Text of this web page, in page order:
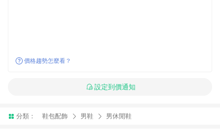
價格趨勢怎麼看？
設定到價通知
分類： 鞋包配飾 男鞋 男休閒鞋